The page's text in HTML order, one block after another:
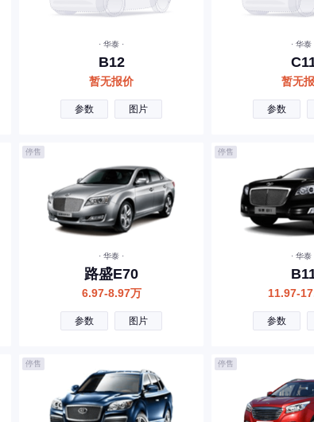
· 华泰 ·
B12
暂无报价
参数 图片
· 华泰
暂无
参数
· 华泰 ·
路盛E70
6.97-8.97万
参数 图片
停售
· 华泰
11.97-
参数
停售
停售 停售